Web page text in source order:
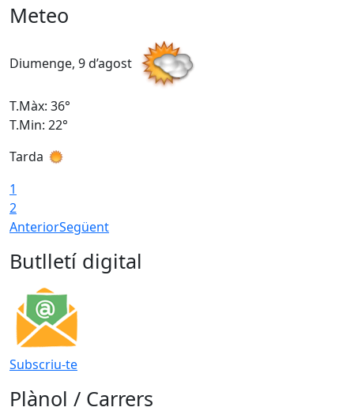
Meteo
Diumenge, 9 d’agost
T.Màx: 36°
T.Min: 22°
Tarda
1
2
AnteriorSegüent
Butlletí digital
Subscriu-te
Plànol / Carrers